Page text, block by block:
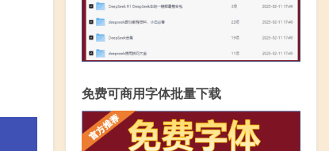
免费可商用字体批量下载